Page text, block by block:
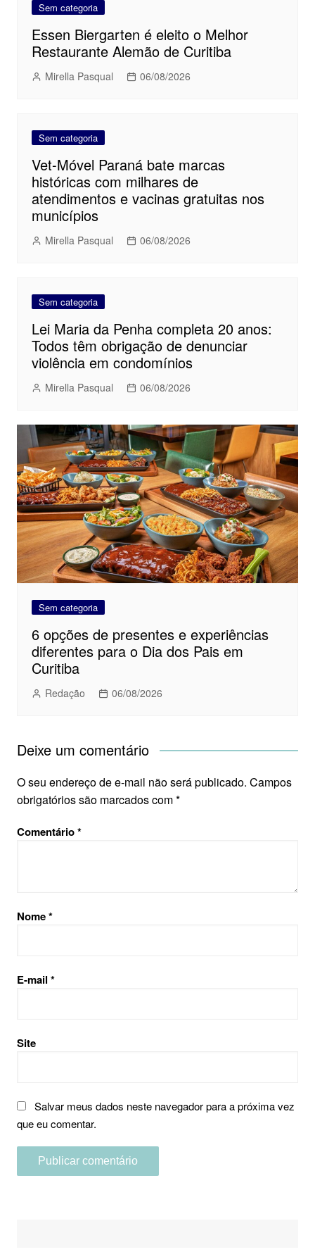
Sem categoria
Essen Biergarten é eleito o Melhor
Restaurante Alemão de Curitiba
Mirella Pasqual 06/08/2026
Sem categoria
Vet-Móvel Paraná bate marcas
históricas com milhares de
atendimentos e vacinas gratuitas nos
municípios
Mirella Pasqual 06/08/2026
Sem categoria
Lei Maria da Penha completa 20 anos:
Todos têm obrigação de denunciar
violência em condomínios
Mirella Pasqual 06/08/2026
Sem categoria
6 opções de presentes e experiências
diferentes para o Dia dos Pais em
Curitiba
Redação 06/08/2026
Deixe um comentário
O seu endereço de e-mail não será publicado. Campos
obrigatórios são marcados com*
Comentário*
Nome*
E-mail *
Site
Salvar meus dados neste navegador para a próxima vez
que eu comentar.